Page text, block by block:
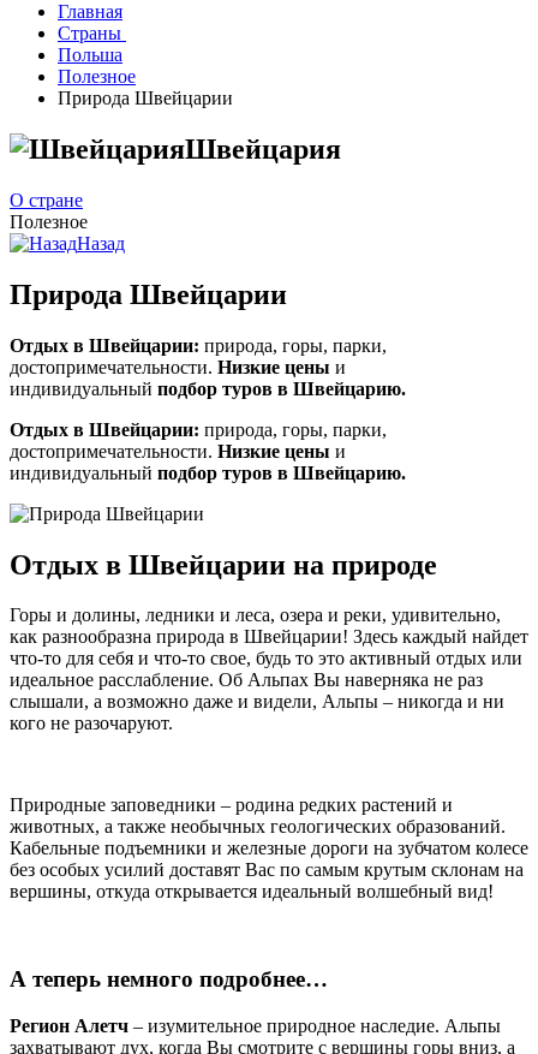
Главная
Страны
Польша
Полезное
Природа Швейцарии
Швейцария
О стране
Полезное
Назад
Природа Швейцарии
Отдых в Швейцарии: природа, горы, парки,
достопримечательности. Низкие цены и
индивидуальный подбор туров в Швейцарию.
Отдых в Швейцарии: природа, горы, парки,
достопримечательности. Низкие цены и
индивидуальный подбор туров в Швейцарию.
Отдых в Швейцарии на природе
Горы и долины, ледники и леса, озера и реки, удивительно,
как разнообразна природа в Швейцарии! Здесь каждый найдет
что-то для себя и что-то свое, будь то это активный отдых или
идеальное расслабление. Об Альпах Вы наверняка не раз
слышали, а возможно даже и видели, Альпы – никогда и ни
кого не разочаруют.
Природные заповедники – родина редких растений и
животных, а также необычных геологических образований.
Кабельные подъемники и железные дороги на зубчатом колесе
без особых усилий доставят Вас по самым крутым склонам на
вершины, откуда открывается идеальный волшебный вид!
А теперь немного подробнее…
Регион Алетч – изумительное природное наследие. Альпы
захватывают дух, когда Вы смотрите с вершины горы вниз, а